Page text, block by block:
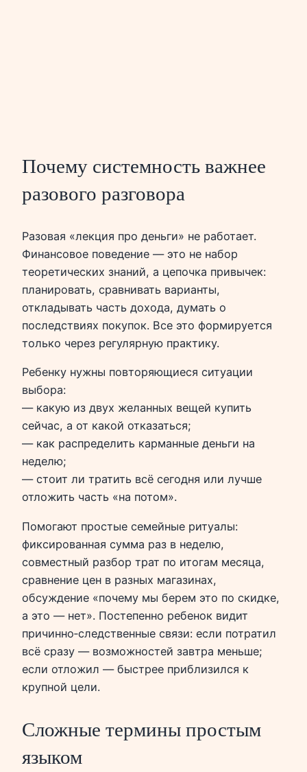
Почему системность важнее
разового разговора
Разовая «лекция про деньги» не работает.
Финансовое поведение — это не набор
теоретических знаний, а цепочка привычек:
планировать, сравнивать варианты,
откладывать часть дохода, думать о
последствиях покупок. Все это формируется
только через регулярную практику.
Ребенку нужны повторяющиеся ситуации
выбора:
— какую из двух желанных вещей купить
сейчас, а от какой отказаться;
— как распределить карманные деньги на
неделю;
— стоит ли тратить всё сегодня или лучше
отложить часть «на потом».
Помогают простые семейные ритуалы:
фиксированная сумма раз в неделю,
совместный разбор трат по итогам месяца,
сравнение цен в разных магазинах,
обсуждение «почему мы берем это по скидке,
а это — нет». Постепенно ребенок видит
причинно‑следственные связи: если потратил
всё сразу — возможностей завтра меньше;
если отложил — быстрее приблизился к
крупной цели.
Сложные термины простым
языком